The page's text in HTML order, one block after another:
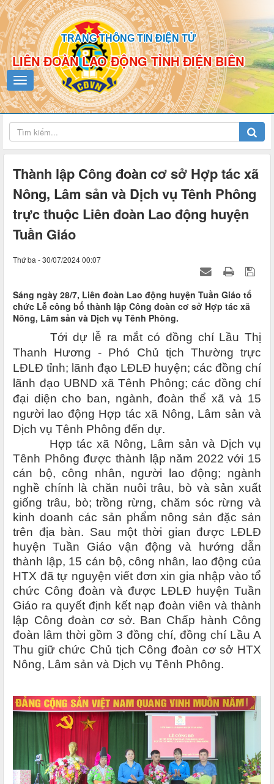
TRANG THÔNG TIN ĐIỆN TỬ
LIÊN ĐOÀN LAO ĐỘNG TỈNH ĐIỆN BIÊN
Thành lập Công đoàn cơ sở Hợp tác xã
Nông, Lâm sản và Dịch vụ Tênh Phông
trực thuộc Liên đoàn Lao động huyện
Tuần Giáo
Thứ ba - 30/07/2024 00:07
Sáng ngày 28/7, Liên đoàn Lao động huyện Tuần Giáo tổ
chức Lễ công bố thành lập Công đoàn cơ sở Hợp tác xã
Nông, Lâm sản và Dịch vụ Tênh Phông.
Tới dự lễ ra mắt có đồng chí Lầu Thị
Thanh Hương - Phó Chủ tịch Thường trực
LĐLĐ tỉnh; lãnh đạo LĐLĐ huyện; các đồng chí
lãnh đạo UBND xã Tênh Phông; các đồng chí
đại diện cho ban, ngành, đoàn thể xã và 15
người lao động Hợp tác xã Nông, Lâm sản và
Dịch vụ Tênh Phông đến dự.
Hợp tác xã Nông, Lâm sản và Dịch vụ
Tênh Phông được thành lập năm 2022 với 15
cán bộ, công nhân, người lao động; ngành
nghề chính là chăn nuôi trâu, bò và sản xuất
giống trâu, bò; trồng rừng, chăm sóc rừng và
kinh doanh các sản phẩm nông sản đặc sản
trên địa bàn. Sau một thời gian được LĐLĐ
huyện Tuần Giáo vận động và hướng dẫn
thành lập, 15 cán bộ, công nhân, lao động của
HTX đã tự nguyện viết đơn xin gia nhập vào tổ
chức Công đoàn và được LĐLĐ huyện Tuần
Giáo ra quyết định kết nạp đoàn viên và thành
lập Công đoàn cơ sở. Ban Chấp hành Công
đoàn lâm thời gồm 3 đồng chí, đồng chí Lầu A
Thu giữ chức Chủ tịch Công đoàn cơ sở HTX
Nông, Lâm sản và Dịch vụ Tênh Phông.